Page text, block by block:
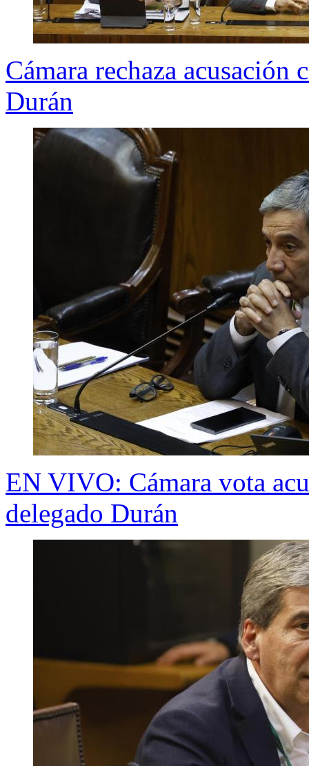
Cámara rechaza
Durán
EN VIVO: Cámara vota
delegado Durán